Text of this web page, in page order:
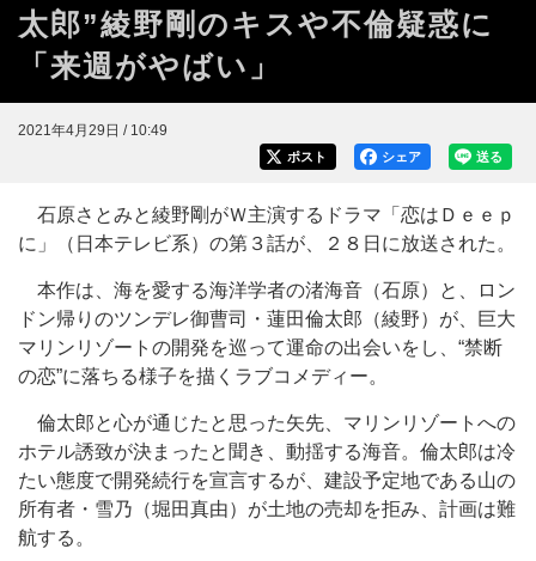
太郎”綾野剛のキスや不倫疑惑に
「来週がやばい」
2021年4月29日 / 10:49
送る
シェア
ポスト
石原さとみと綾野剛がＷ主演するドラマ「恋はＤｅｅｐ
に」（日本テレビ系）の第３話が、２８日に放送された。
本作は、海を愛する海洋学者の渚海音（石原）と、ロン
ドン帰りのツンデレ御曹司・蓮田倫太郎（綾野）が、巨大
マリンリゾートの開発を巡って運命の出会いをし、“禁断
の恋”に落ちる様子を描くラブコメディー。
倫太郎と心が通じたと思った矢先、マリンリゾートへの
ホテル誘致が決まったと聞き、動揺する海音。倫太郎は冷
たい態度で開発続行を宣言するが、建設予定地である山の
所有者・雪乃（堀田真由）が土地の売却を拒み、計画は難
航する。